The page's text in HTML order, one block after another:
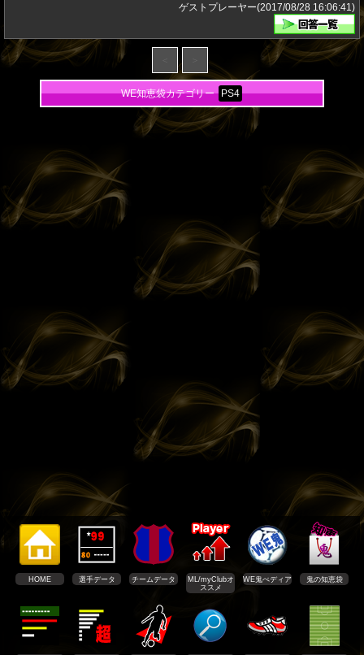
ゲストプレーヤー(2017/08/28 16:06:41)
WE知恵袋カテゴリー PS4
HOME 選手データ チームデータ
ML/myClubオ
ススメ
WE鬼ぺディア 鬼の知恵袋